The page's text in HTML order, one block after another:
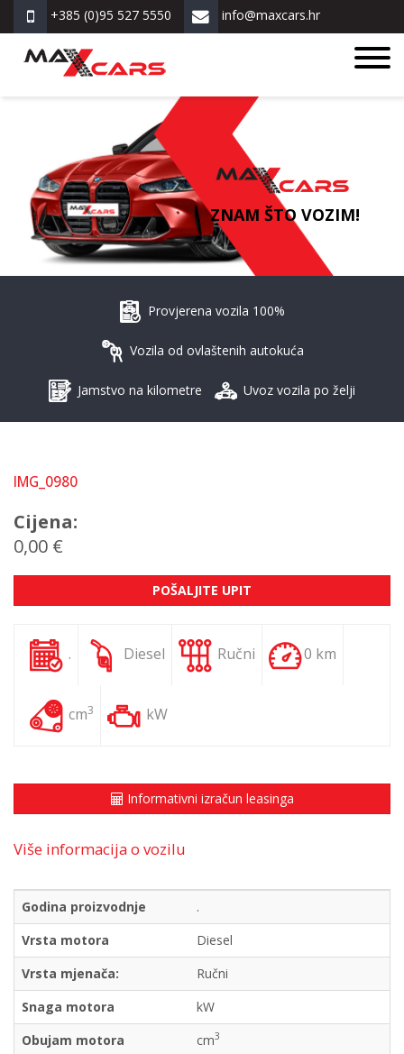
+385 (0)95 527 5550 info@maxcars.hr
ZNAM ŠTO VOZIM!
Provjerena vozila 100%
Vozila od ovlaštenih autokuća
Jamstvo na kilometre Uvoz vozila po želji
IMG_0980
Cijena:
0,00 €
POŠALJITE UPIT
. Diesel Ručni 0 km
cm3 kW
Informativni izračun leasinga
Više informacija o vozilu
Godina proizvodnje
.
Vrsta motora
Diesel
Vrsta mjenača:
Ručni
Snaga motora
kW
Obujam motora
cm3